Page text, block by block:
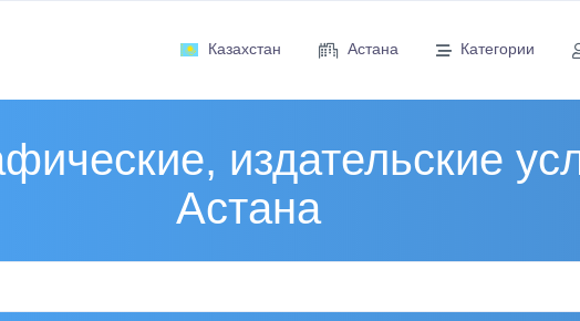
Казахстан Астана Категории
издательские
Астана